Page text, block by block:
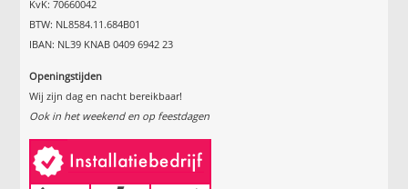
KvK: 70660042
BTW: NL8584.11.684B01
IBAN: NL39 KNAB 0409 6942 23
Openingstijden
Wij zijn dag en nacht bereikbaar!
Ook in het weekend en op feestdagen